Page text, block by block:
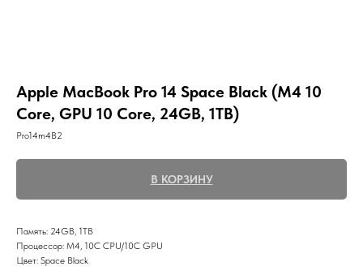
Apple MacBook Pro 14 Space Black (M4 10
Core, GPU 10 Core, 24GB, 1TB)
Pro14m4B2
В КОРЗИНУ
Память: 24GB, 1TB
Процессор: M4, 10C CPU/10C GPU
Цвет: Space Black